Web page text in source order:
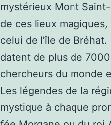
mystérieux Mont
de ces lieux
celui de l’île de
datent de plus de
chercheurs du monde
Les légendes de la
mystique à chaque